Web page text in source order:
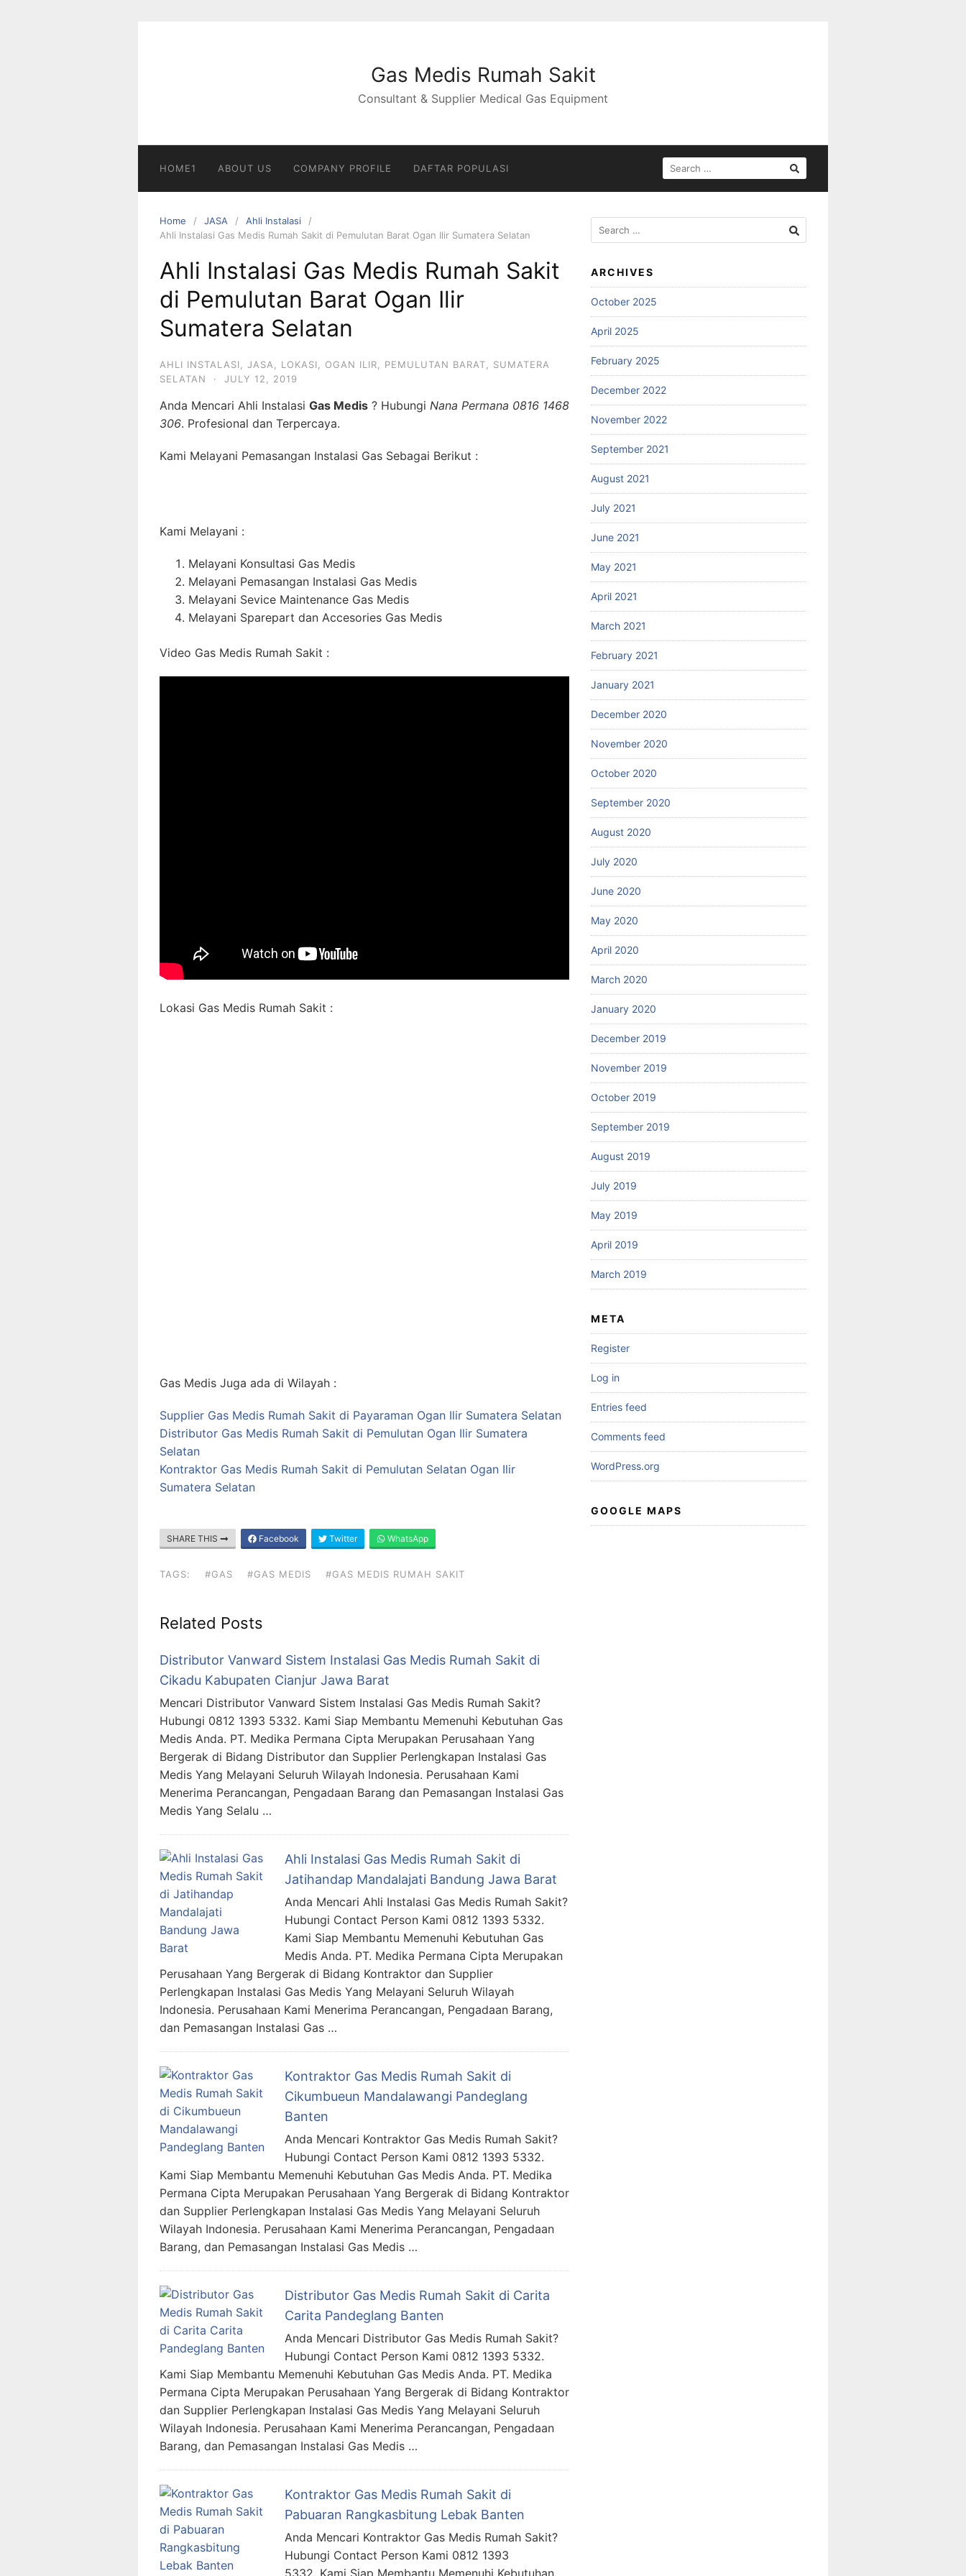
Gas Medis Rumah Sakit
Consultant & Supplier Medical Gas Equipment
HOME1 ABOUT US COMPANY PROFILE DAFTAR POPULASI
SEARCH
FOR:
Home JASA
Ahli Instalasi
Ahli Instalasi Gas Medis Rumah Sakit di Pemulutan Barat Ogan Ilir Sumatera Selatan
Ahli Instalasi Gas Medis Rumah Sakit
di Pemulutan Barat Ogan Ilir
Sumatera Selatan
AHLI INSTALASI JASA LOKASI OGAN ILIR PEMULUTAN BARAT
SUMATERA
SELATAN
· JULY 12, 2019
Anda Mencari Ahli Instalasi Gas Medis ? Hubungi Nana Permana 0816 1468
306. Profesional dan Terpercaya.
Kami Melayani Pemasangan Instalasi Gas Sebagai Berikut :
Kami Melayani :
Melayani Konsultasi Gas Medis
Melayani Pemasangan Instalasi Gas Medis
Melayani Sevice Maintenance Gas Medis
Melayani Sparepart dan Accesories Gas Medis
Video Gas Medis Rumah Sakit :
Lokasi Gas Medis Rumah Sakit :
Gas Medis Juga ada di Wilayah :
Supplier Gas Medis Rumah Sakit di Payaraman Ogan Ilir Sumatera Selatan
Distributor Gas Medis Rumah Sakit di Pemulutan Ogan Ilir Sumatera
Selatan
Kontraktor Gas Medis Rumah Sakit di Pemulutan Selatan Ogan Ilir
Sumatera Selatan
SHARE THIS Facebook Twitter WhatsApp
TAGS: #GAS #GAS MEDIS #GAS MEDIS RUMAH SAKIT
Related Posts
Distributor Vanward Sistem Instalasi Gas Medis Rumah Sakit di
Cikadu Kabupaten Cianjur Jawa Barat
Mencari Distributor Vanward Sistem Instalasi Gas Medis Rumah Sakit?
Hubungi 0812 1393 5332. Kami Siap Membantu Memenuhi Kebutuhan Gas
Medis Anda. PT. Medika Permana Cipta Merupakan Perusahaan Yang
Bergerak di Bidang Distributor dan Supplier Perlengkapan Instalasi Gas
Medis Yang Melayani Seluruh Wilayah Indonesia. Perusahaan Kami
Menerima Perancangan, Pengadaan Barang dan Pemasangan Instalasi Gas
Medis Yang Selalu …
Ahli Instalasi Gas Medis Rumah Sakit di
Jatihandap Mandalajati Bandung Jawa Barat
Anda Mencari Ahli Instalasi Gas Medis Rumah Sakit?
Hubungi Contact Person Kami 0812 1393 5332.
Kami Siap Membantu Memenuhi Kebutuhan Gas
Medis Anda. PT. Medika Permana Cipta Merupakan
Perusahaan Yang Bergerak di Bidang Kontraktor dan Supplier
Perlengkapan Instalasi Gas Medis Yang Melayani Seluruh Wilayah
Indonesia. Perusahaan Kami Menerima Perancangan, Pengadaan Barang,
dan Pemasangan Instalasi Gas …
Kontraktor Gas Medis Rumah Sakit di
Cikumbueun Mandalawangi Pandeglang
Banten
Anda Mencari Kontraktor Gas Medis Rumah Sakit?
Hubungi Contact Person Kami 0812 1393 5332.
Kami Siap Membantu Memenuhi Kebutuhan Gas Medis Anda. PT. Medika
Permana Cipta Merupakan Perusahaan Yang Bergerak di Bidang Kontraktor
dan Supplier Perlengkapan Instalasi Gas Medis Yang Melayani Seluruh
Wilayah Indonesia. Perusahaan Kami Menerima Perancangan, Pengadaan
Barang, dan Pemasangan Instalasi Gas Medis …
Distributor Gas Medis Rumah Sakit di Carita
Carita Pandeglang Banten
Anda Mencari Distributor Gas Medis Rumah Sakit?
Hubungi Contact Person Kami 0812 1393 5332.
Kami Siap Membantu Memenuhi Kebutuhan Gas Medis Anda. PT. Medika
Permana Cipta Merupakan Perusahaan Yang Bergerak di Bidang Kontraktor
dan Supplier Perlengkapan Instalasi Gas Medis Yang Melayani Seluruh
Wilayah Indonesia. Perusahaan Kami Menerima Perancangan, Pengadaan
Barang, dan Pemasangan Instalasi Gas Medis …
Kontraktor Gas Medis Rumah Sakit di
Pabuaran Rangkasbitung Lebak Banten
Anda Mencari Kontraktor Gas Medis Rumah Sakit?
Hubungi Contact Person Kami 0812 1393
5332. Kami Siap Membantu Memenuhi Kebutuhan
Search
for:
ARCHIVES
October 2025
April 2025
February 2025
December 2022
November 2022
September 2021
August 2021
July 2021
June 2021
May 2021
April 2021
March 2021
February 2021
January 2021
December 2020
November 2020
October 2020
September 2020
August 2020
July 2020
June 2020
May 2020
April 2020
March 2020
January 2020
December 2019
November 2019
October 2019
September 2019
August 2019
July 2019
May 2019
April 2019
March 2019
META
Register
Log in
Entries feed
Comments feed
WordPress.org
GOOGLE MAPS